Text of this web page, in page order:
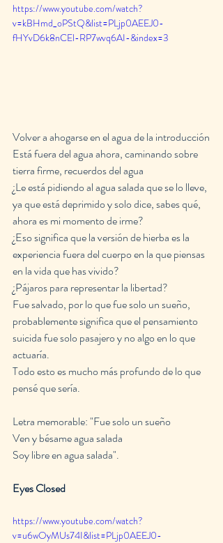
https://www.youtube.com/watch?
v=kBHmd_oPStQ&list=PLjp0AEEJ0-
fHYvD6k8nCEl-RP7wvq6AI-&index=3
Volver a ahogarse en el agua de la introducción
Está fuera del agua ahora, caminando sobre
tierra firme, recuerdos del agua
¿Le está pidiendo al agua salada que se lo lleve,
ya que está deprimido y solo dice, sabes qué,
ahora es mi momento de irme?
¿Eso significa que la versión de hierba es la
experiencia fuera del cuerpo en la que piensas
en la vida que has vivido?
¿Pájaros para representar la libertad?
Fue salvado, por lo que fue solo un sueño,
probablemente significa que el pensamiento
suicida fue solo pasajero y no algo en lo que
actuaría.
Todo esto es mucho más profundo de lo que
pensé que sería.
Letra memorable: "Fue solo un sueño
Ven y bésame agua salada
Soy libre en agua salada".
Eyes Closed
https://www.youtube.com/watch?
v=u6wOyMUs74I&list=PLjp0AEEJ0-